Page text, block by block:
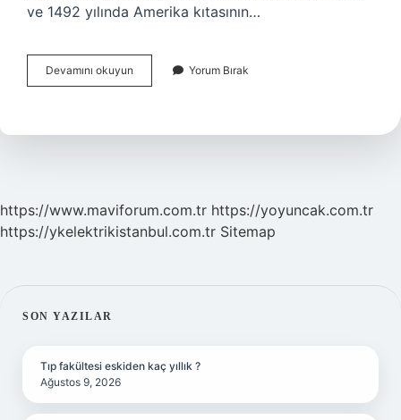
ve 1492 yılında Amerika kıtasının…
Devamını okuyun
Çağ
Başladı
Yorum Bırak
https://www.maviforum.com.tr https://yoyuncak.com.tr
https://ykelektrikistanbul.com.tr Sitemap
SIDEBAR
SON YAZILAR
Tıp fakültesi eskiden kaç yıllık ?
Ağustos 9, 2026